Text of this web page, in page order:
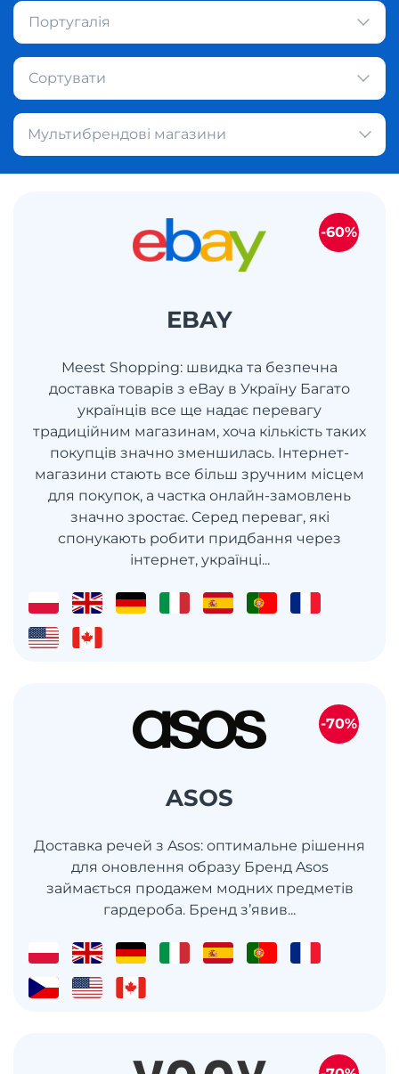
Португалія
Сортувати
Мультибрендові магазини
EBAY
Meest Shopping: швидка та безпечна
доставка товарів з eBay в Україну Багато
українців все ще надає перевагу
традиційним магазинам, хоча кількість таких
покупців значно зменшилась. Інтернет-
магазини стають все більш зручним місцем
для покупок, а частка онлайн-замовлень
значно зростає. Серед переваг, які
спонукають робити придбання через
інтернет, українці...
-60%
ASOS
Доставка речей з Asos: оптимальне рішення
для оновлення образу Бренд Asos
займається продажем модних предметів
гардероба. Бренд з’явив...
-70%